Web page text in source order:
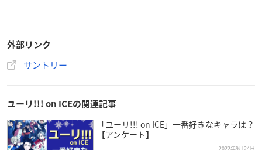
外部リンク
サントリー
ユーリ!!! on ICEの関連記事
「ユーリ!!! on ICE」一番好きなキャラは？
【アンケート】